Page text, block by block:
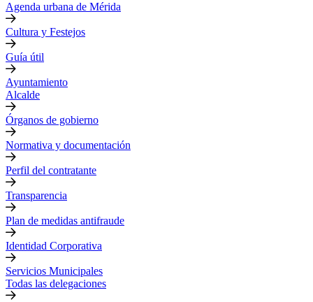
Agenda urbana de Mérida
Cultura y Festejos
Guía útil
Ayuntamiento
Alcalde
Órganos de gobierno
Normativa y documentación
Perfil del contratante
Transparencia
Plan de medidas antifraude
Identidad Corporativa
Servicios Municipales
Todas las delegaciones